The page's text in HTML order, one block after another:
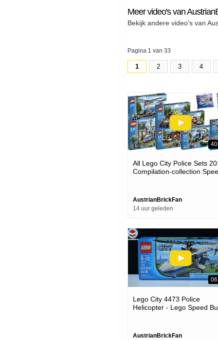
Meer video's van
Bekijk andere video's van
Pagina 1 van 33
1 2 3 4
All Lego City Police Sets
Compilation-collection
AustrianBrickFan
14 uur geleden
Lego City 4473 Police
Helicopter - Lego Speed
AustrianBrickFan